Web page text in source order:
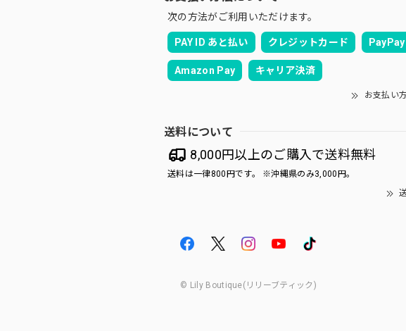
次の方法がご利用いただけます。
PAY ID あと払い クレジットカード PayPay
Amazon Pay キャリア決済
お支払い
送料について
8,000円以上のご購入で送料無料
送料は一律800円です。 ※沖縄県のみ3,000円。
© Lily Boutique(リリーブティック)